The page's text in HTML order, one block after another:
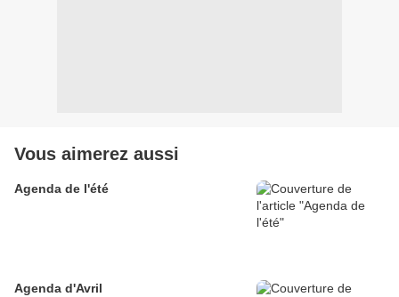
Vous aimerez aussi
Agenda de l'été
Agenda d'Avril